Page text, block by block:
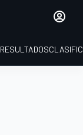
RESULTADOS